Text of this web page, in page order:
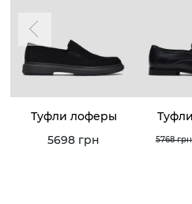
Туфли лоферы
5698 грн
5768 грн